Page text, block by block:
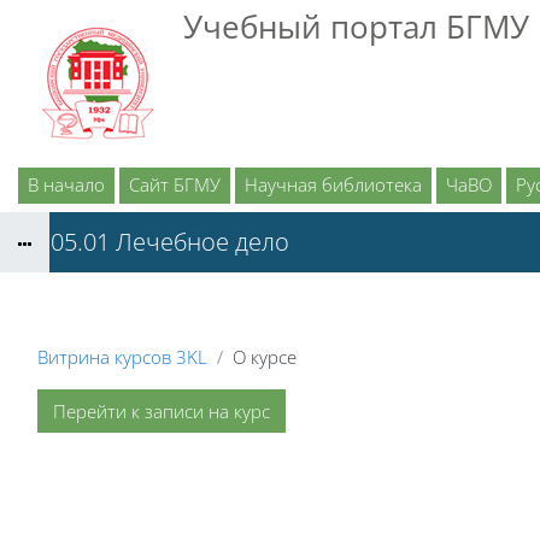
Перейти к основному содержаниюУчебный портал БГМУ
В начало Сайт БГМУ Научная библиотека ЧаВО
31.05.01 Лечебное дело
Витрина курсов 3KL О курсе
Перейти к записи на курс